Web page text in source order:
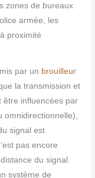
zones de bureaux
armée, les
proximité
par un brouilleur
la transmission et
être influencées par
omnidirectionnelle),
signal est
pas encore
du signal.
système de